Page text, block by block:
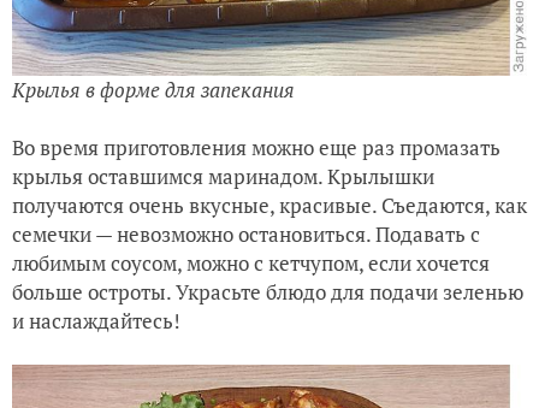
Крылья в форме для запекания
Во время приготовления можно еще раз промазать
крылья оставшимся маринадом. Крылышки
получаются очень вкусные, красивые. Съедаются, как
семечки — невозможно остановиться. Подавать с
любимым соусом, можно с кетчупом, если хочется
больше остроты. Украсьте блюдо для подачи зеленью
и наслаждайтесь!